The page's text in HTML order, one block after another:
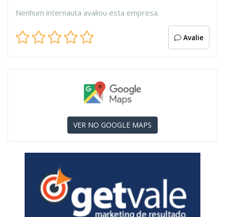
Nenhum internauta avaliou esta empresa.
Avalie
VER NO GOOGLE MAPS